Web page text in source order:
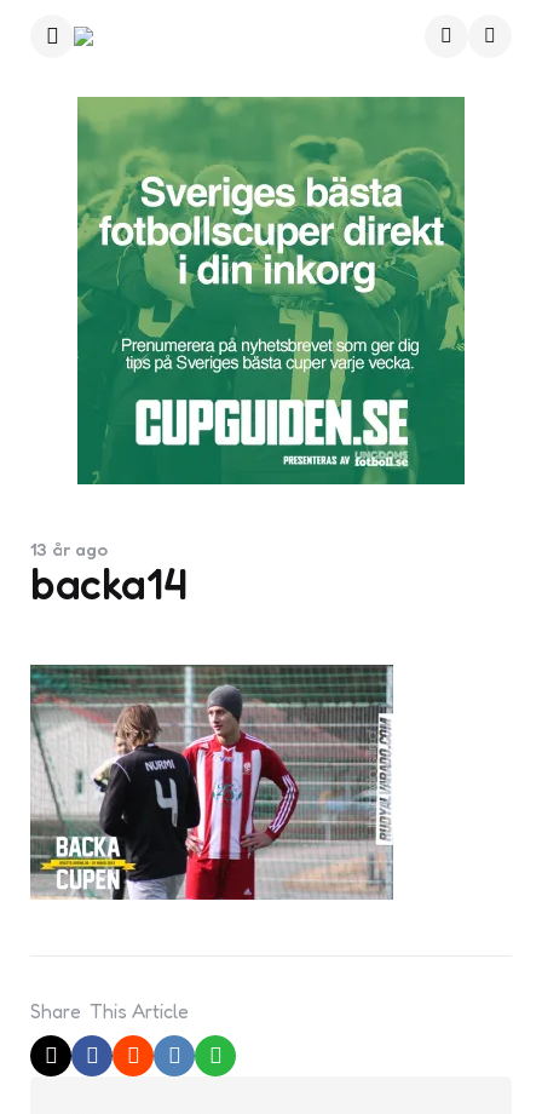
backa14
13 år ago
Share This Article